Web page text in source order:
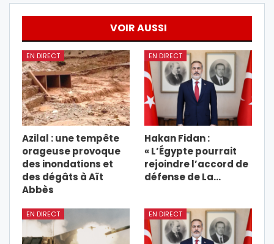
VOIR AUSSI
EN DIRECT
Azilal : une tempête
orageuse provoque
des inondations et
des dégâts à Aït
Abbès
EN DIRECT
Hakan Fidan :
« L’Égypte pourrait
rejoindre l’accord de
défense de La…
EN DIRECT EN DIRECT